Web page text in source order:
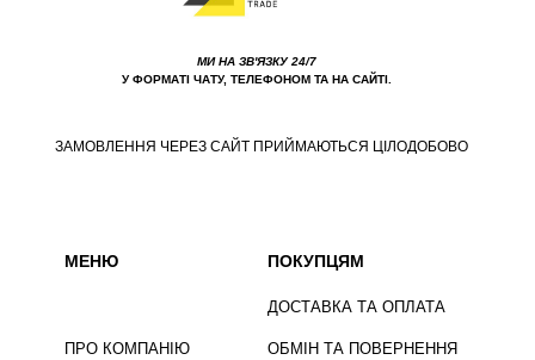
ПРО КОМПАНІЮ
ДОСТАВКА ТА ОПЛАТА
ОБМІН ТА ПОВЕРНЕННЯ
ПОКУПЦЯМ
МИ НА ЗВ'ЯЗКУ 24/7
У ФОРМАТІ ЧАТУ, ТЕЛЕФОНОМ ТА НА САЙТІ.
МЕНЮ
ЗАМОВЛЕННЯ ЧЕРЕЗ САЙТ ПРИЙМАЮТЬСЯ ЦІЛОДОБОВО